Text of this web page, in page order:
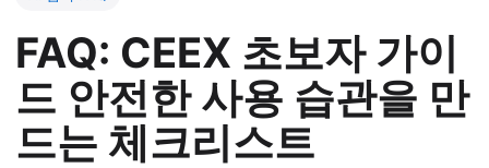
FAQ: CEEX 초보자 가이
드 안전한 사용 습관을 만
드는 체크리스트